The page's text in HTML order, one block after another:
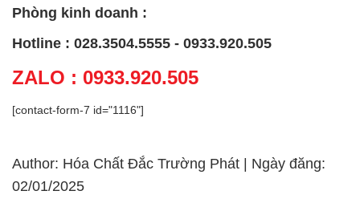
Phòng kinh doanh :
Hotline : 028.3504.5555 - 0933.920.505
ZALO : 0933.920.505
[contact-form-7 id="1116"]
Author: Hóa Chất Đắc Trường Phát | Ngày đăng:
02/01/2025